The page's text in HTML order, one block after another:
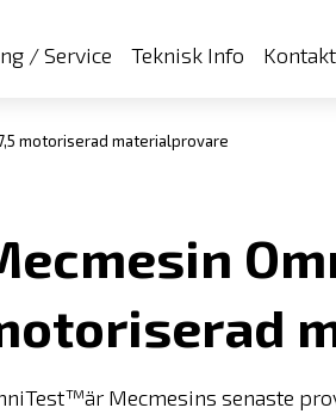
/ Service Teknisk Info Kontakt
motoriserad materialprovare
Mecmesins senaste